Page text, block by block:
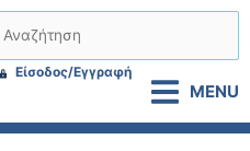
Είσοδος/Εγγραφή
MENU